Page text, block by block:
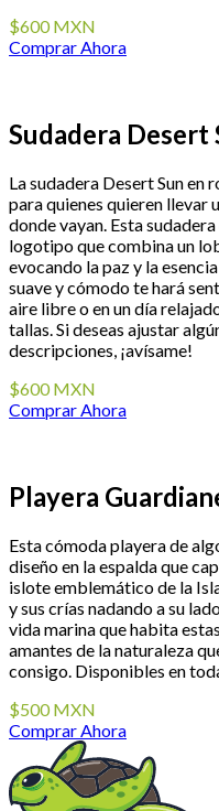
$600 MXN
Comprar Ahora
Sudadera Desert
La sudadera Desert Sun en
para quienes quieren llevar
donde vayan. Esta
logotipo que combina un
evocando la paz y la
suave y cómodo te hará
aire libre o en un día
tallas. Si deseas ajustar
descripciones, ¡avísame!
$600 MXN
Comprar Ahora
Playera
Esta cómoda playera de
diseño en la espalda que
islote emblemático de la
y sus crías nadando a su
vida marina que habita
amantes de la naturaleza
consigo. Disponibles en
$500 MXN
Comprar Ahora